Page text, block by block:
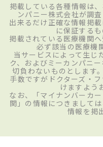
掲載している各種情報は
ンパニー株式会社が調
出来るだけ正確な情報掲
に保証する
掲載されている医療機関
必ず該当の医療機
当サービスによって生じ
ク、およびミーカンパニ
切負わないものとします
手数ですがドクターズ・
けますよう
なお、「マイナンバーカ
関」の情報につきまして
情報を掲